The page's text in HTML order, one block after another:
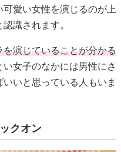
愛い女性を演じるのが上
識されます。
演じていることが分かる
い女子のなかには男性にさ
いと思っている人もいま
クオン